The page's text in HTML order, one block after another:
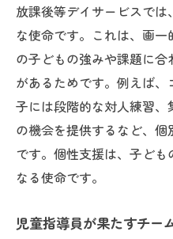
放課後等デイサービスで
な使命です。これは、画
の子どもの強みや課題に
があるためです。例えば
子には段階的な対人練習
の機会を提供するなど、
です。個性支援は、子ど
なる使命です。
児童指導員が果たすチー